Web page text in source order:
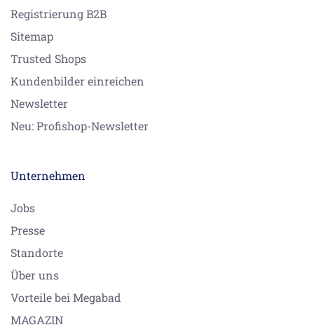
Registrierung B2B
Sitemap
Trusted Shops
Kundenbilder einreichen
Newsletter
Neu: Profishop-Newsletter
Unternehmen
Jobs
Presse
Standorte
Über uns
Vorteile bei Megabad
MAGAZIN